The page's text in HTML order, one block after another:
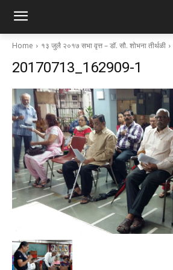
Home १३ जुलै २०१७ सभा वृत्त – डॉ. सौ. शोभना तीर्थळी
20170713_162909-1